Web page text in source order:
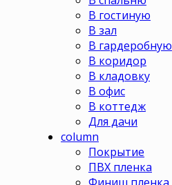
В гостиную
В зал
В гардеробную
В коридор
В кладовку
В офис
В коттедж
Для дачи
column
Покрытие
ПВХ пленка